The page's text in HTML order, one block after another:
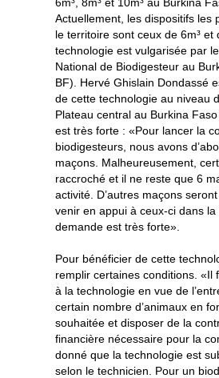
Actuellement, les dispositifs les
le territoire sont ceux de 6m³ et
technologie est vulgarisée par
National de Biodigesteur au
BF). Hervé Ghislain Dondassé
de cette technologie au niveau
Plateau central au Burkina
est très forte : «Pour lancer la
biodigesteurs, nous avons
maçons. Malheureusement,
raccroché et il ne reste que 6
activité. D’autres maçons
venir en appui à ceux-ci dans la
demande est très forte».
Pour bénéficier de cette
remplir certaines conditions. «Il
à la technologie en vue de
certain nombre d’animaux en
souhaitée et disposer de la
financière nécessaire pour la
donné que la technologie est
selon le technicien. Pour un